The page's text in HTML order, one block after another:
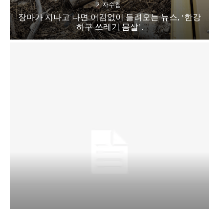
기자수첩
장마가 지나고 나면 어김없이 들려오는 뉴스, ‘한강
하구 쓰레기 몸살’.